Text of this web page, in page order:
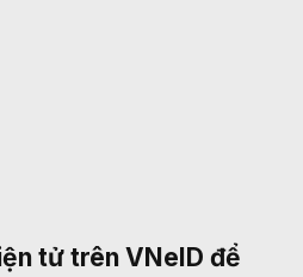
tử trên VNeID để